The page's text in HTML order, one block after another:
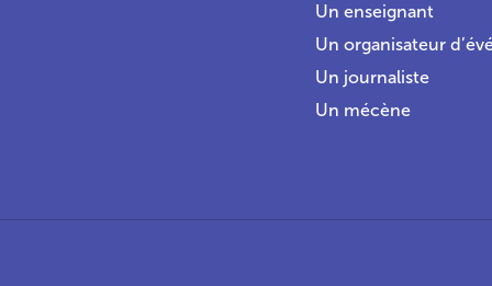
Un enseignant
Un organisateur
Un journaliste
Un mécène